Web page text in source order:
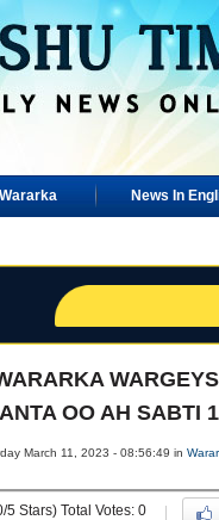
Wararka News In
OO AH SABTI
March 11, 2023 - 08:56:49 in
5 Stars) Total Votes: 0